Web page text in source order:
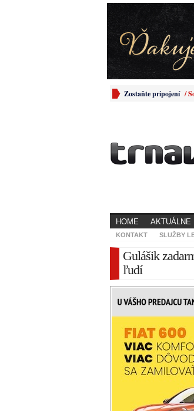
Zostaňte pripojení /
HOME AKTUÁLNE
KONTAKT SLUŽBY
Gulášik
ľudí